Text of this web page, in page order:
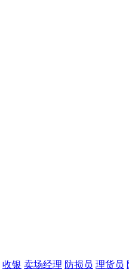
收银 卖场经理 防损员 理货员